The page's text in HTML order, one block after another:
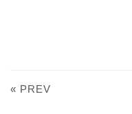
« PREV